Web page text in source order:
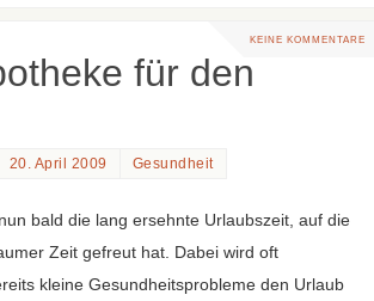
KEINE KOMMENTARE
für den
20. April 2009 Gesundheit
bald die lang ersehnte Urlaubszeit, auf die
Zeit gefreut hat. Dabei wird oft
kleine Gesundheitsprobleme den Urlaub